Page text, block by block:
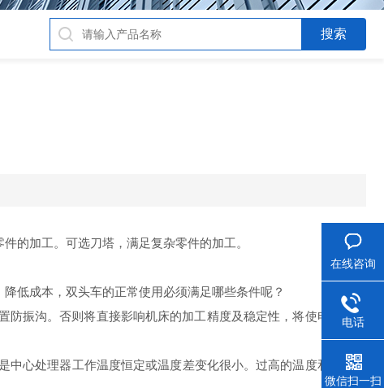
的加工。可选刀塔，满足复杂零件的加工。
低成本，双头车的正常使用必须满足哪些条件呢？
振沟。否则将直接影响机床的加工精度及稳定性，将使电子元件
心处理器工作温度恒定或温度差变化很小。过高的温度和湿度将
在线咨询
电话
微信扫一扫